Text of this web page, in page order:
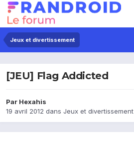
Jeux et divertissement
[JEU] Flag Addicted
Par Hexahis
19 avril 2012 dans Jeux et divertissement